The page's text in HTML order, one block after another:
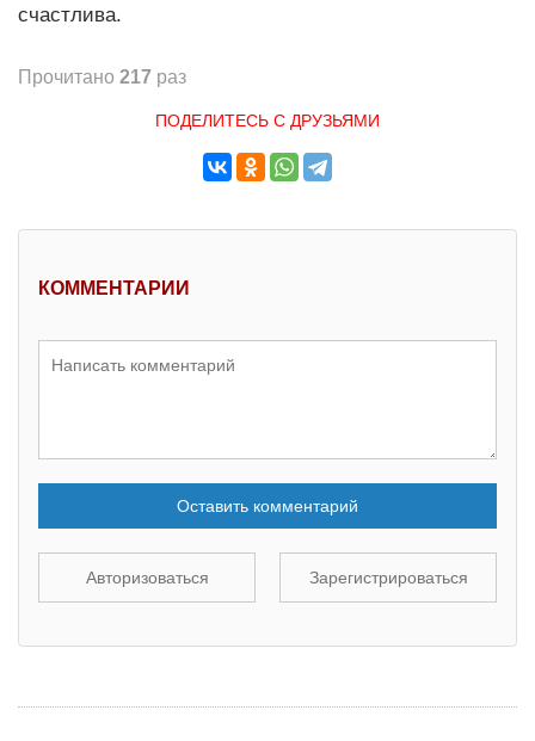
счастлива.
Прочитано 217 раз
ПОДЕЛИТЕСЬ С ДРУЗЬЯМИ
КОММЕНТАРИИ
Оставить комментарий
Авторизоваться Зарегистрироваться